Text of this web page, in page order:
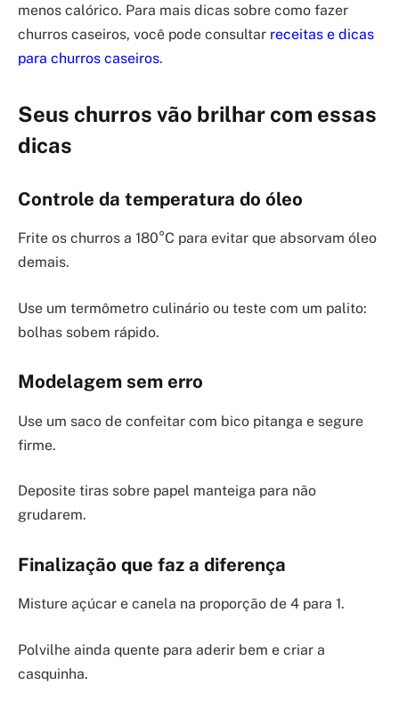
menos calórico. Para mais dicas sobre como fazer
churros caseiros, você pode consultar receitas e dicas
para churros caseiros.
Seus churros vão brilhar com essas
dicas
Controle da temperatura do óleo
Frite os churros a 180°C para evitar que absorvam óleo
demais.
Use um termômetro culinário ou teste com um palito:
bolhas sobem rápido.
Modelagem sem erro
Use um saco de confeitar com bico pitanga e segure
firme.
Deposite tiras sobre papel manteiga para não
grudarem.
Finalização que faz a diferença
Misture açúcar e canela na proporção de 4 para 1.
Polvilhe ainda quente para aderir bem e criar a
casquinha.